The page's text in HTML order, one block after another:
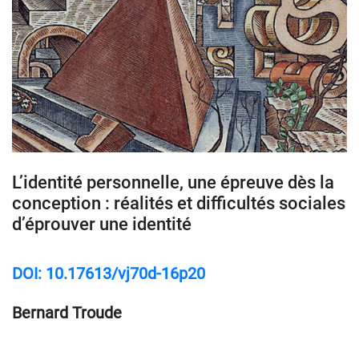
L’identité personnelle, une épreuve dès la
conception : réalités et difficultés sociales
d’éprouver une identité
DOI: 10.17613/vj70d-16p20
Bernard Troude